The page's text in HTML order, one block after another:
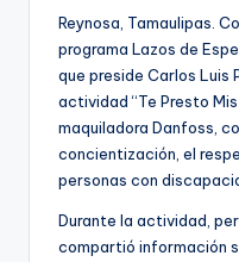
Reynosa, Tamaulipas.
programa Lazos de
que preside Carlos Luis
actividad “Te Presto
maquiladora Danfoss,
concientización, el
personas con
Durante la actividad,
compartió información